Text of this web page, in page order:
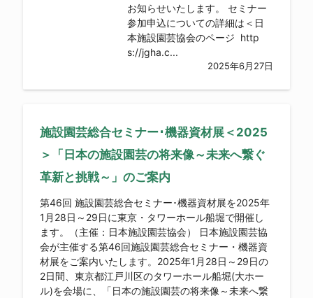
お知らせいたします。 セミナー
参加申込についての詳細は＜日
本施設園芸協会のページ http
s://jgha.c...
2025年6月27日
施設園芸総合セミナー･機器資材展＜2025
＞「日本の施設園芸の将来像～未来へ繋ぐ
革新と挑戦～」のご案内
第46回 施設園芸総合セミナー･機器資材展を2025年
1月28日～29日に東京・タワーホール船堀で開催し
ます。（主催：日本施設園芸協会） 日本施設園芸協
会が主催する第46回施設園芸総合セミナー・機器資
材展をご案内いたします。2025年1月28日～29日の
2日間、東京都江戸川区のタワーホール船堀(大ホー
ル)を会場に、「日本の施設園芸の将来像～未来へ繋